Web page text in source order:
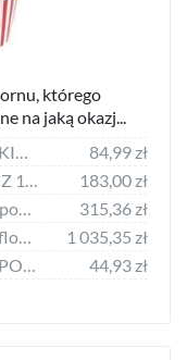
którego
na jaką okazj...
Maszynka do popcornu Esperanza KICK EKP007
84,99 zł
Maszynka do popcornu Guzzanti GZ 130A
183,00 zł
Le Toy Van Drewniana maszyna do popcornu zabawka Le Toy Van
315,36 zł
Maszynka do popcornu vidaXL z teflonowym pojemnikiem 51058
1 035,35 zł
Maszynka do popcornu Esperanza POP EKP006
44,93 zł